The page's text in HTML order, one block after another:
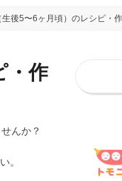
後5〜6ヶ月頃）のレシピ・
・作
んか？
。